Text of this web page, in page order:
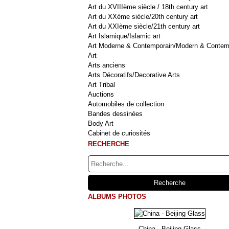
Art du XVIIIème siècle / 18th century art
Art du XXème siècle/20th century art
Art du XXIème siècle/21th century art
Art Islamique/Islamic art
Art Moderne & Contemporain/Modern &
Art
Arts anciens
Arts Décoratifs/Decorative Arts
Art Tribal
Auctions
Automobiles de collection
Bandes dessinées
Body Art
Cabinet de curiosités
RECHERCHE
ALBUMS PHOTOS